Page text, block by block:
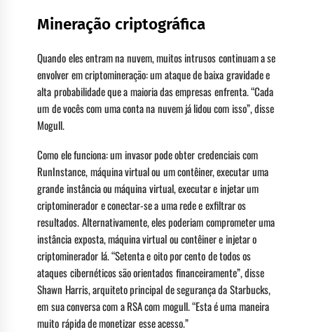
Mineração criptográfica
Quando eles entram na nuvem, muitos intrusos continuam a se
envolver em criptomineração: um ataque de baixa gravidade e
alta probabilidade que a maioria das empresas enfrenta. “Cada
um de vocês com uma conta na nuvem já lidou com isso”, disse
Mogull.
Como ele funciona: um invasor pode obter credenciais com
RunInstance, máquina virtual ou um contêiner, executar uma
grande instância ou máquina virtual, executar e injetar um
criptominerador e conectar-se a uma rede e exfiltrar os
resultados. Alternativamente, eles poderiam comprometer uma
instância exposta, máquina virtual ou contêiner e injetar o
criptominerador lá. “Setenta e oito por cento de todos os
ataques cibernéticos são orientados financeiramente”, disse
Shawn Harris, arquiteto principal de segurança da Starbucks,
em sua conversa com a RSA com mogull. “Esta é uma maneira
muito rápida de monetizar esse acesso.”